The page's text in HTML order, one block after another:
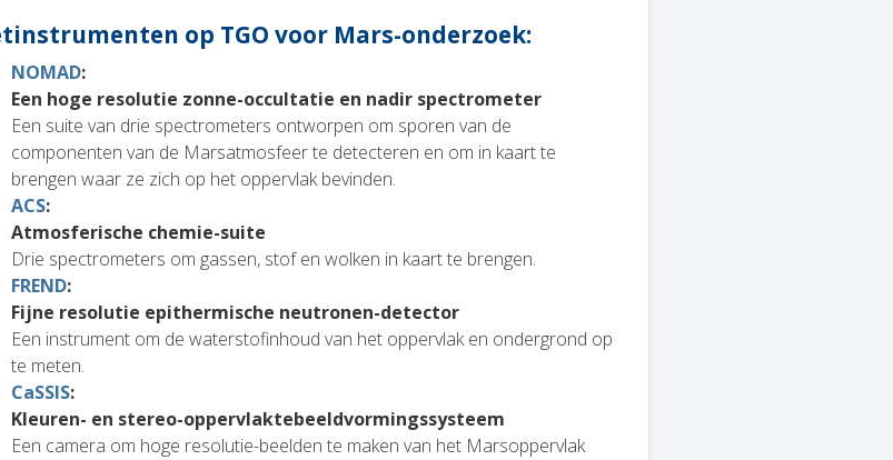
op TGO voor Mars-onderzoek:
NOMAD:
Een hoge resolutie zonne-occultatie en nadir spectrometer
Een suite van drie spectrometers ontworpen om sporen van de
componenten van de Marsatmosfeer te detecteren en om in kaart te
brengen waar ze zich op het oppervlak bevinden.
ACS:
Atmosferische chemie-suite
Drie spectrometers om gassen, stof en wolken in kaart te brengen.
FREND:
Fijne resolutie epithermische neutronen-detector
Een instrument om de waterstofinhoud van het oppervlak en ondergrond op
te meten.
CaSSIS:
Kleuren- en stereo-oppervlaktebeeldvormingssysteem
Een camera om hoge resolutie-beelden te maken van het Marsoppervlak